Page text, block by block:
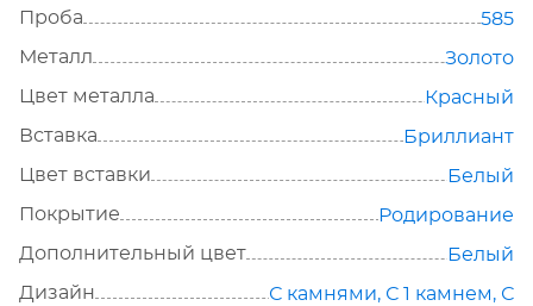
Проба
585
Металл
Золото
Цвет металла
Красный
Вставка
Бриллиант
Цвет вставки
Белый
Покрытие
Родирование
Дополнительный цвет
Белый
Дизайн
С камнями, С 1 камнем, С